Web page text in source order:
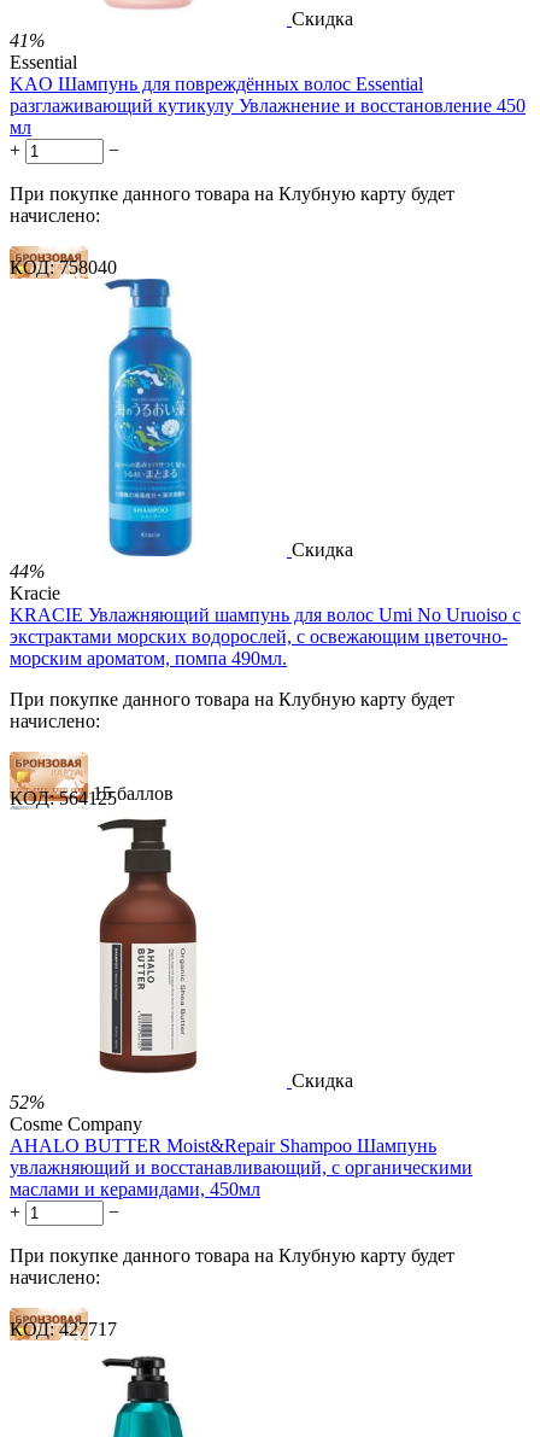
Скидка
41%
Essential
KAO Шампунь для повреждённых волос Essential
разглаживающий кутикулу Увлажнение и восстановление 450
мл
+
−
При покупке данного товара на Клубную карту будет
начислено:
15 баллов
23 балла
38 баллов
1 486.00 Р
за 1.00 мл

КОД: 758040
Скидка
44%
Kracie
KRACIE Увлажняющий шампунь для волос Umi No Uruoiso с
экстрактами морских водорослей, с освежающим цветочно-
морским ароматом, помпа 490мл.
При покупке данного товара на Клубную карту будет
начислено:
15 баллов
23 балла
38 баллов
724.00 Р
за 1.00 мл
Нет в наличии
 
КОД: 564125
Скидка
52%
Cosme Company
AHALO BUTTER Moist&Repair Shampoo Шампунь
увлажняющий и восстанавливающий, с органическими
маслами и керамидами, 450мл
+
−
При покупке данного товара на Клубную карту будет
начислено:
23 балла
КОД: 427717